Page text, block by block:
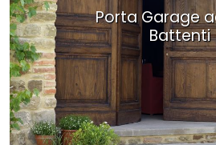
Porta Garage
Battenti